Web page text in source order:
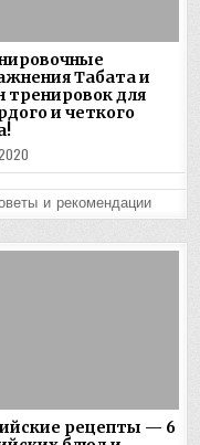
Табата и
тренировок для
и четкого
и рекомендации
рецепты — 6